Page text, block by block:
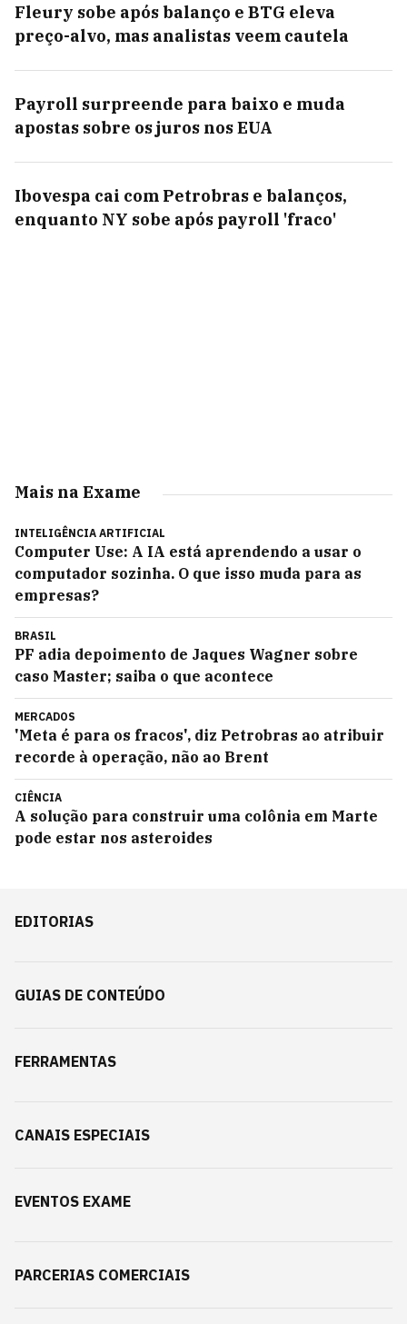
Fleury sobe após balanço e BTG eleva
preço-alvo, mas analistas veem cautela
Payroll surpreende para baixo e muda
apostas sobre os juros nos EUA
Ibovespa cai com Petrobras e balanços,
enquanto NY sobe após payroll 'fraco'
Mais na Exame
INTELIGÊNCIA ARTIFICIAL
Computer Use: A IA está aprendendo a usar o
computador sozinha. O que isso muda para as
empresas?
BRASIL
PF adia depoimento de Jaques Wagner sobre
caso Master; saiba o que acontece
MERCADOS
'Meta é para os fracos', diz Petrobras ao atribuir
recorde à operação, não ao Brent
CIÊNCIA
A solução para construir uma colônia em Marte
pode estar nos asteroides
EDITORIAS
GUIAS DE CONTEÚDO
FERRAMENTAS
CANAIS ESPECIAIS
EVENTOS EXAME
PARCERIAS COMERCIAIS